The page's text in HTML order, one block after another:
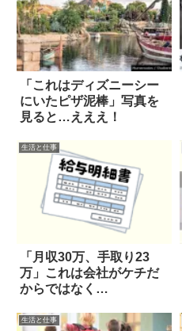
「これはディズニーシー
にいたピザ泥棒」写真を
見ると…えええ！
生活と仕事
「月収30万、手取り23
万」これは会社がケチだ
からではなく…
生活と仕事